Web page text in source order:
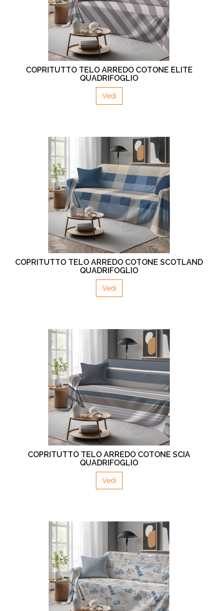
COPRITUTTO TELO ARREDO COTONE ELITE
QUADRIFOGLIO
Vedi
COPRITUTTO TELO ARREDO COTONE SCOTLAND
QUADRIFOGLIO
Vedi
COPRITUTTO TELO ARREDO COTONE SCIA
QUADRIFOGLIO
Vedi